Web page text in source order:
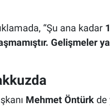
“Şu ana kadar
Gelişmeler
Mehmet Öntürkde